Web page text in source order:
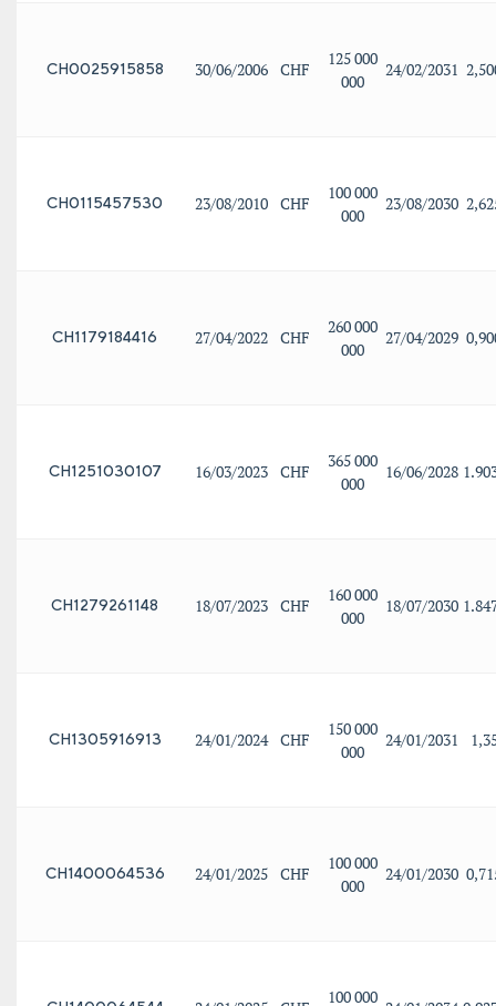
CH0025915858 30/06/2006 CHF
125 000
000
24/02/2031
CH0115457530 23/08/2010 CHF
100 000
000
23/08/2030
CH1179184416 27/04/2022 CHF
260 000
000
27/04/2029
CH1251030107 16/03/2023 CHF
365 000
000
16/06/2028
CH1279261148 18/07/2023 CHF
160 000
000
18/07/2030
CH1305916913 24/01/2024 CHF
150 000
000
24/01/2031
CH1400064536 24/01/2025 CHF
100 000
000
24/01/2030
100 000